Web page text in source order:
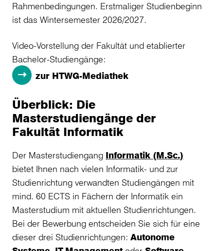
Rahmenbedingungen. Erstmaliger Studienbeginn
ist das Wintersemester 2026/2027.
Video-Vorstellung der Fakultät und etablierter
Bachelor-Studiengänge:
zur HTWG-Mediathek
Überblick: Die
Masterstudiengänge der
Fakultät Informatik
Der Masterstudiengang Informatik (M.Sc.)
bietet Ihnen nach vielen Informatik- und zur
Studienrichtung verwandten Studiengängen mit
mind. 60 ECTS in Fächern der Informatik ein
Masterstudium mit aktuellen Studienrichtungen.
Bei der Bewerbung entscheiden Sie sich für eine
dieser drei Studienrichtungen: Autonome